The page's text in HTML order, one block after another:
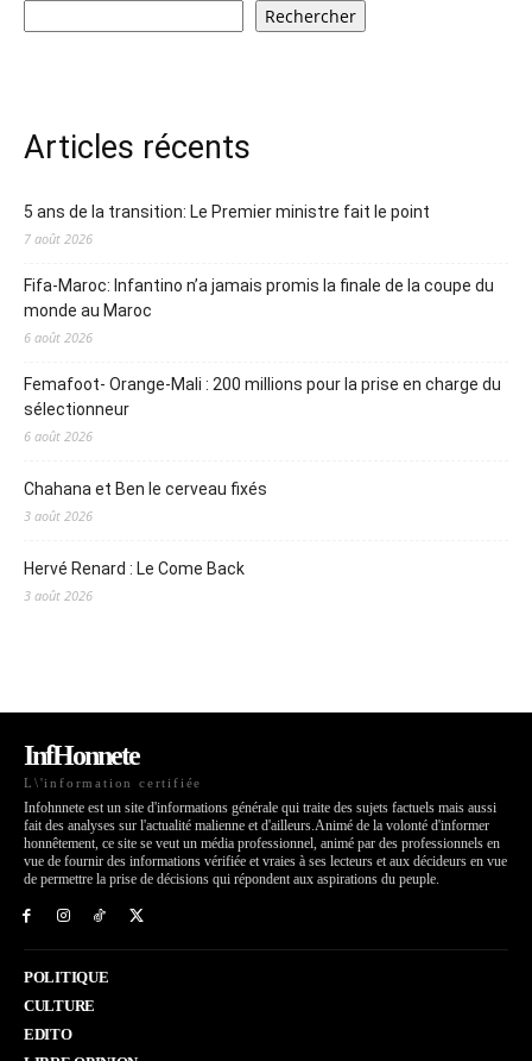
Rechercher
Articles récents
5 ans de la transition: Le Premier ministre fait le point
7 août 2026
Fifa-Maroc: Infantino n’a jamais promis la finale de la coupe du
monde au Maroc
6 août 2026
Femafoot- Orange-Mali : 200 millions pour la prise en charge du
sélectionneur
6 août 2026
Chahana et Ben le cerveau fixés
3 août 2026
Hervé Renard : Le Come Back
3 août 2026
InfHonnete
L\'information certifiée
Infohnnete est un site d'informations générale qui traite des sujets factuels mais aussi
fait des analyses sur l'actualité malienne et d'ailleurs.Animé de la volonté d'informer
honnêtement, ce site se veut un média professionnel, animé par des professionnels en
vue de fournir des informations vérifiée et vraies à ses lecteurs et aux décideurs en vue
de permettre la prise de décisions qui répondent aux aspirations du peuple.
POLITIQUE
CULTURE
EDITO